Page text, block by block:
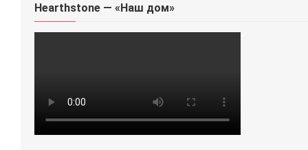
Hearthstone — «Наш дом»